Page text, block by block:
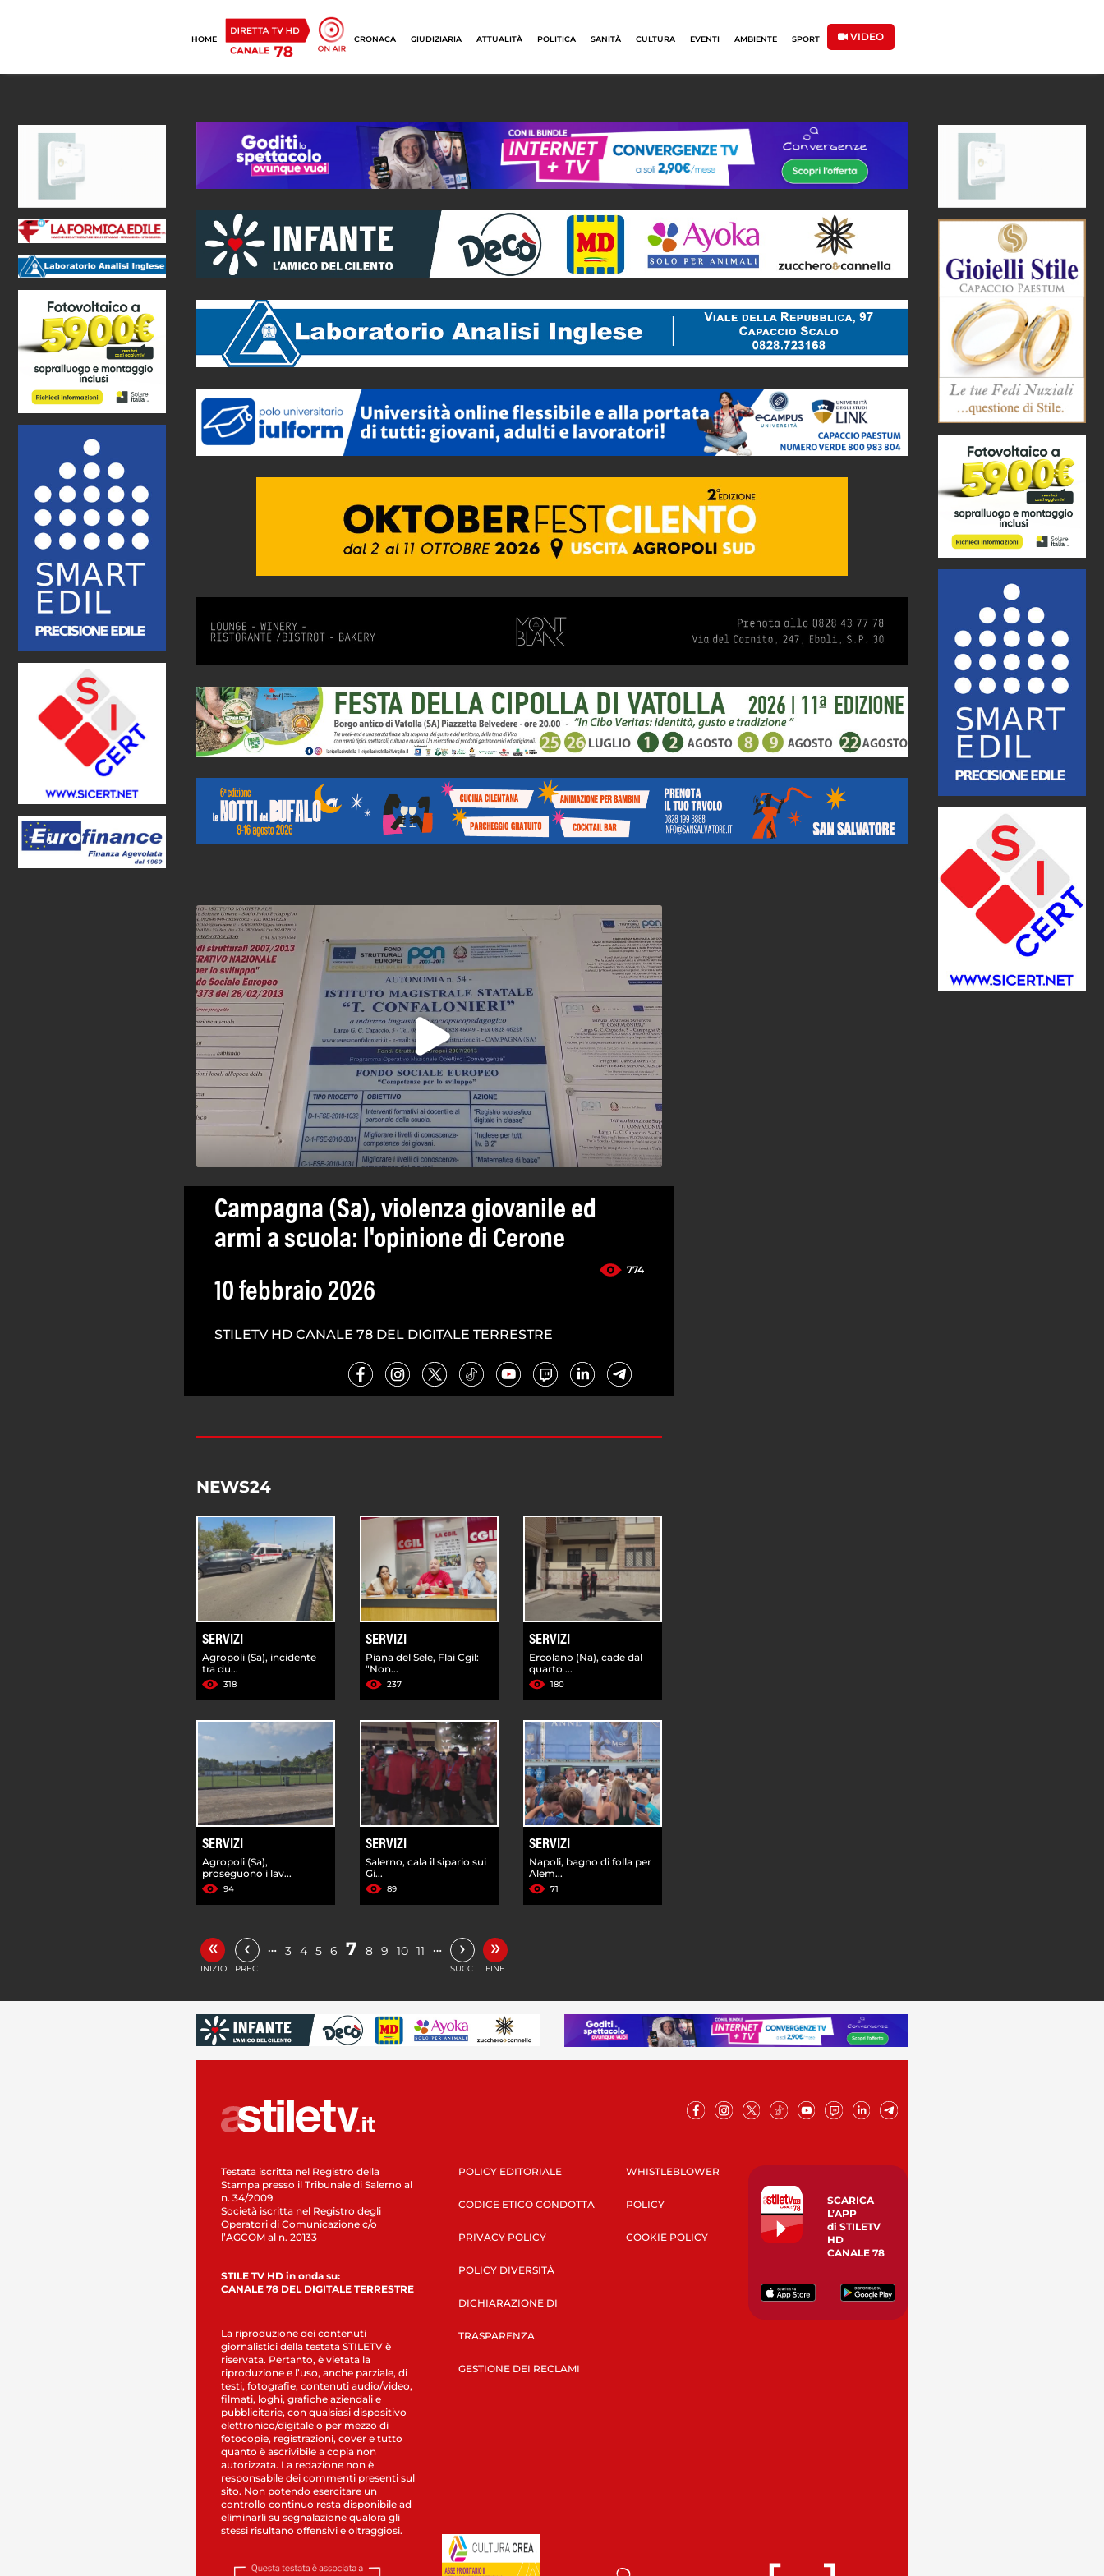
HOME CRONACA GIUDIZIARIA ATTUALITÀ POLITICA SANITÀ CULTURA EVENTI AMBIENTE SPORT VIDEO
Campagna (Sa), violenza giovanile ed
armi a scuola: l'opinione di Cerone
774
10 febbraio 2026
STILETV HD CANALE 78 DEL DIGITALE TERRESTRE
NEWS24
SERVIZI
Agropoli (Sa), incidente
tra du...
318
SERVIZI
Piana del Sele, Flai Cgil:
"Non...
237
SERVIZI
Ercolano (Na), cade dal
quarto ...
180
SERVIZI
Agropoli (Sa),
proseguono i lav...
94
SERVIZI
Salerno, cala il sipario sui
Gi...
89
SERVIZI
Napoli, bagno di folla per
Alem...
71
«
INIZIO
‹
PREC.
… 3 4 5 6 7 8 9 10 11 … ›
SUCC.
»
FINE
Testata iscritta nel Registro della
Stampa presso il Tribunale di Salerno al
n. 34/2009
Società iscritta nel Registro degli
Operatori di Comunicazione c/o
l’AGCOM al n. 20133
STILE TV HD in onda su:
CANALE 78 DEL DIGITALE TERRESTRE
La riproduzione dei contenuti
giornalistici della testata STILETV è
riservata. Pertanto, è vietata la
riproduzione e l’uso, anche parziale, di
testi, fotografie, contenuti audio/video,
filmati, loghi, grafiche aziendali e
pubblicitarie, con qualsiasi dispositivo
elettronico/digitale o per mezzo di
fotocopie, registrazioni, cover e tutto
quanto è ascrivibile a copia non
autorizzata. La redazione non è
responsabile dei commenti presenti sul
sito. Non potendo esercitare un
controllo continuo resta disponibile ad
eliminarli su segnalazione qualora gli
stessi risultano offensivi e oltraggiosi.
POLICY EDITORIALE
CODICE ETICO CONDOTTA
PRIVACY POLICY
POLICY DIVERSITÀ
DICHIARAZIONE DI
TRASPARENZA
GESTIONE DEI RECLAMI
WHISTLEBLOWER
POLICY
COOKIE POLICY
SCARICA
L’APP
di STILETV
HD
CANALE 78